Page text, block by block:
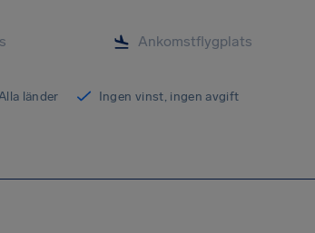
länder Ingen vinst, ingen avgift